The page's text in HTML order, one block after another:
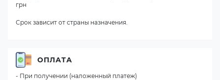
грн
Срок зависит от страны назначения.
ОПЛАТА
- При получении (наложенный платеж)